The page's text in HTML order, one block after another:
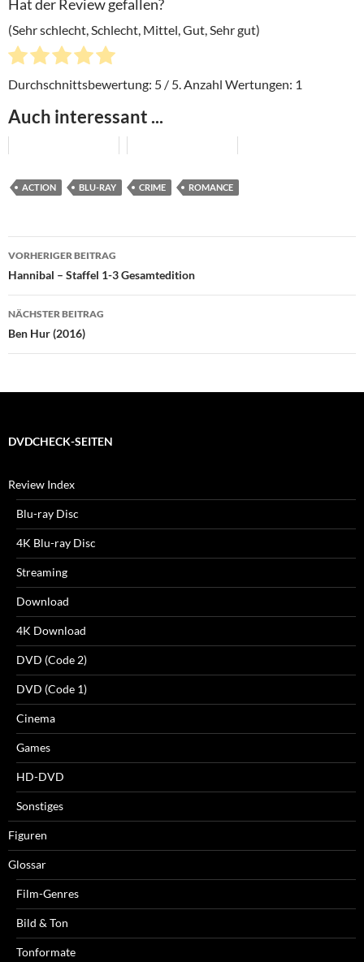
Hat der Review gefallen?
(Sehr schlecht, Schlecht, Mittel, Gut, Sehr gut)
Durchschnittsbewertung: 5 / 5. Anzahl Wertungen: 1
Auch interessant ...
ACTION BLU-RAY CRIME ROMANCE
Beitragsnavigation
VORHERIGER BEITRAG
Hannibal – Staffel 1-3 Gesamtedition
NÄCHSTER BEITRAG
Ben Hur (2016)
DVDCHECK-SEITEN
Review Index
Blu-ray Disc
4K Blu-ray Disc
Streaming
Download
4K Download
DVD (Code 2)
DVD (Code 1)
Cinema
Games
HD-DVD
Sonstiges
Figuren
Glossar
Film-Genres
Bild & Ton
Tonformate